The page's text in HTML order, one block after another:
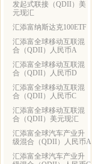
发起式联接（QDII）美
元现汇
汇添富纳斯达克100ETF
汇添富全球移动互联混
合（QDII）人民币A
汇添富全球移动互联混
合（QDII）人民币D
汇添富全球移动互联混
合（QDII）人民币C
汇添富全球移动互联混
合（QDII）美元现汇
汇添富全球汽车产业升
级混合（QDII）人民币A
汇添富全球汽车产业升